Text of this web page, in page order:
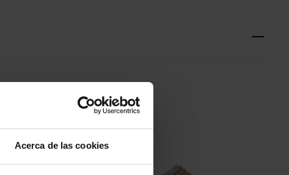
Acerca de las cookies